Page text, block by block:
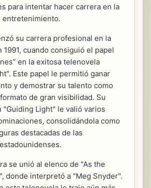
para intentar hacer carrera en la
entretenimiento.
su carrera profesional en la
cuando consiguió el papel
en la exitosa telenovela
Este papel le permitió ganar
y demostrar su talento como
de gran visibilidad. Su
"Guiding Light" le valió varios
consolidándola como
destacadas de las
se unió al elenco de "As the
donde interpretó a "Meg Snyder".